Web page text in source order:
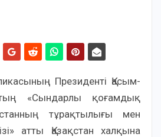
Президенті Қасым-
«Сындарлы қоғамдық
тұрақтылығы мен
атты Қазақстан халқына